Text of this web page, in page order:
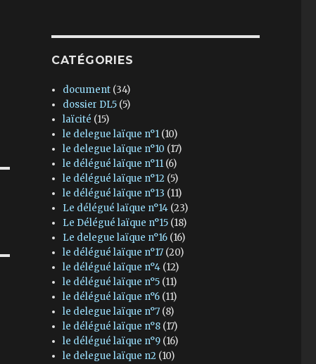
CATÉGORIES
document (34)
dossier DL5 (5)
laïcité (15)
le delegue laïque n°1 (10)
le delegue laïque n°10 (17)
le délégué laïque n°11 (6)
le délégué laïque n°12 (5)
le délégué laïque n°13 (11)
Le délégué laïque n°14 (23)
Le Délégué laïque n°15 (18)
Le delegue laïque n°16 (16)
le délégué laïque n°17 (20)
le délégué laïque n°4 (12)
le délégué laïque n°5 (11)
le délégué laïque n°6 (11)
le delegue laïque n°7 (8)
le délégué laïque n°8 (17)
le délégué laïque n°9 (16)
le delegue laïque n2 (10)